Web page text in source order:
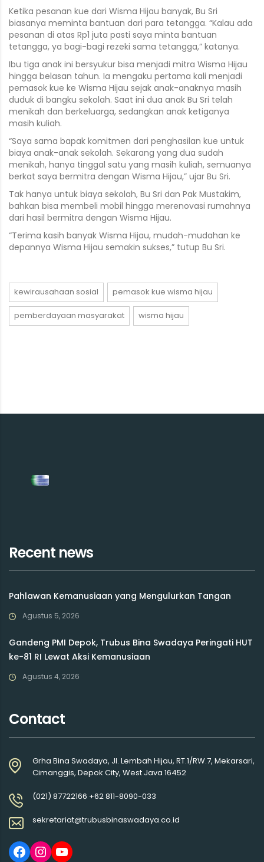
Ketika pesanan kue dari Wisma Hijau banyak, Bu Sri
biasanya meminta bantuan dari para tetangga. “Kalau ada
pesanan di atas Rp1 juta pasti saya minta bantuan
tetangga, ya bagi-bagi rezeki sama tetangga,” katanya.
Ibu tiga anak ini bersyukur bisa menjadi mitra Wisma Hijau
hingga belasan tahun. Ia mengaku pertama kali menjadi
pemasok kue ke Wisma Hijau sejak anak-anaknya masih
duduk di bangku sekolah. Saat ini dua anak Bu Sri telah
menikah dan berkeluarga, sedangkan anak ketiganya
masih kuliah.
“Saya sama bapak komitmen dari penghasilan kue untuk
biaya anak-anak sekolah. Sekarang yang dua sudah
menikah, hanya tinggal satu yang masih kuliah, semuanya
berkat saya bermitra dengan Wisma Hijau,” ujar Bu Sri.
Tak hanya untuk biaya sekolah, Bu Sri dan Pak Mustakim,
bahkan bisa membeli mobil hingga merenovasi rumahnya
dari hasil bermitra dengan Wisma Hijau.
“Terima kasih banyak Wisma Hijau, mudah-mudahan ke
depannya Wisma Hijau semakin sukses,” tutup Bu Sri.
kewirausahaan sosial pemasok kue wisma hijau
pemberdayaan masyarakat wisma hijau
Recent news
Pahlawan Kemanusiaan yang Mengulurkan Tangan
Agustus 5, 2026
Gandeng PMI Depok, Trubus Bina Swadaya Peringati HUT
ke-81 RI Lewat Aksi Kemanusiaan
Agustus 4, 2026
Contact
Grha Bina Swadaya, Jl. Lembah Hijau, RT.1/RW.7, Mekarsari,
Cimanggis, Depok City, West Java 16452
(021) 87722166 +62 811-8090-033
sekretariat@trubusbinaswadaya.co.id